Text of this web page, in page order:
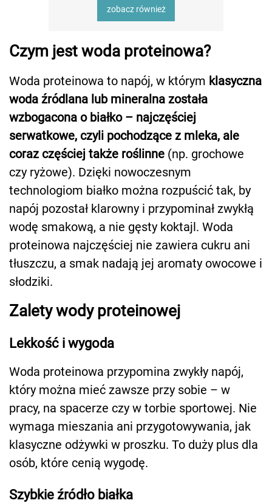
zobacz również
Czym jest woda proteinowa?
Woda proteinowa to napój, w którym klasyczna
woda źródlana lub mineralna została
wzbogacona o białko – najczęściej
serwatkowe, czyli pochodzące z mleka, ale
coraz częściej także roślinne (np. grochowe
czy ryżowe). Dzięki nowoczesnym
technologiom białko można rozpuścić tak, by
napój pozostał klarowny i przypominał zwykłą
wodę smakową, a nie gęsty koktajl. Woda
proteinowa najczęściej nie zawiera cukru ani
tłuszczu, a smak nadają jej aromaty owocowe i
słodziki.
Zalety wody proteinowej
Lekkość i wygoda
Woda proteinowa przypomina zwykły napój,
który można mieć zawsze przy sobie – w
pracy, na spacerze czy w torbie sportowej. Nie
wymaga mieszania ani przygotowywania, jak
klasyczne odżywki w proszku. To duży plus dla
osób, które cenią wygodę.
Szybkie źródło białka